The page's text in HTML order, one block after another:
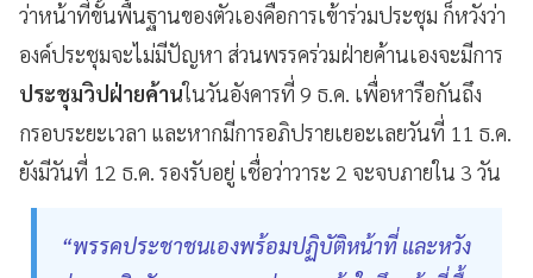
ว่าหน้าที่ขั้นพื้นฐานของตัวเองคือการเข้าร่วมประชุม ก็หวังว่า
องค์ประชุมจะไม่มีปัญหา ส่วนพรรคร่วมฝ่ายค้านเองจะมีการ
ประชุมวิปฝ่ายค้านในวันอังคารที่ 9 ธ.ค. เพื่อหารือกันถึง
กรอบระยะเวลา และหากมีการอภิปรายเยอะเลยวันที่ 11 ธ.ค.
ยังมีวันที่ 12 ธ.ค. รองรับอยู่ เชื่อว่าวาระ 2 จะจบภายใน 3 วัน
“พรรคประชาชนเองพร้อมปฏิบัติหน้าที่ และหวัง